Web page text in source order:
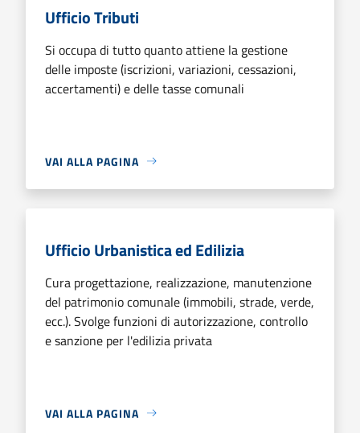
Ufficio Tributi
Si occupa di tutto quanto attiene la gestione
delle imposte (iscrizioni, variazioni, cessazioni,
accertamenti) e delle tasse comunali
VAI ALLA PAGINA
Ufficio Urbanistica ed Edilizia
Cura progettazione, realizzazione, manutenzione
del patrimonio comunale (immobili, strade, verde,
ecc.). Svolge funzioni di autorizzazione, controllo
e sanzione per l'edilizia privata
VAI ALLA PAGINA